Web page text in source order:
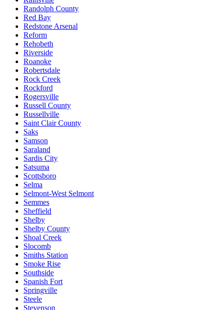
Randolph County
Red Bay
Redstone Arsenal
Reform
Rehobeth
Riverside
Roanoke
Robertsdale
Rock Creek
Rockford
Rogersville
Russell County
Russellville
Saint Clair County
Saks
Samson
Saraland
Sardis City
Satsuma
Scottsboro
Selma
Selmont-West Selmont
Semmes
Sheffield
Shelby
Shelby County
Shoal Creek
Slocomb
Smiths Station
Smoke Rise
Southside
Spanish Fort
Springville
Steele
Stevenson